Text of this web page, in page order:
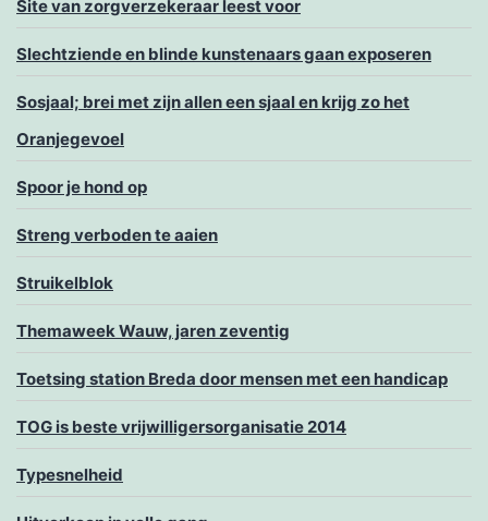
Site van zorgverzekeraar leest voor
Slechtziende en blinde kunstenaars gaan exposeren
Sosjaal; brei met zijn allen een sjaal en krijg zo het
Oranjegevoel
Spoor je hond op
Streng verboden te aaien
Struikelblok
Themaweek Wauw, jaren zeventig
Toetsing station Breda door mensen met een handicap
TOG is beste vrijwilligersorganisatie 2014
Typesnelheid